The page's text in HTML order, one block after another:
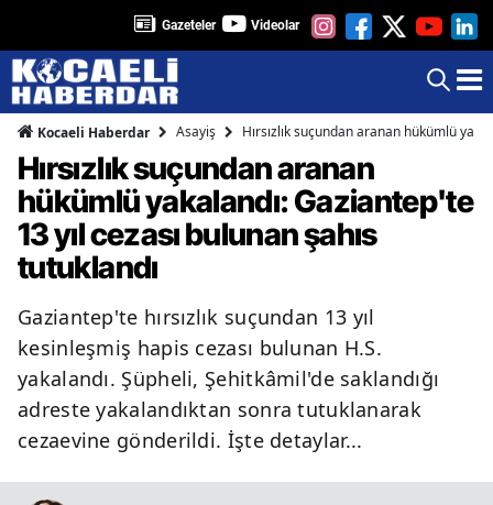
Gazeteler Videolar
Kocaeli Haberdar Asayiş Hırsızlık suçundan aranan hükümlü
Hırsızlık suçundan aranan
hükümlü yakalandı: Gaziantep'te
13 yıl cezası bulunan şahıs
tutuklandı
Gaziantep'te hırsızlık suçundan 13 yıl
kesinleşmiş hapis cezası bulunan H.S.
yakalandı. Şüpheli, Şehitkâmil'de saklandığı
adreste yakalandıktan sonra tutuklanarak
cezaevine gönderildi. İşte detaylar...